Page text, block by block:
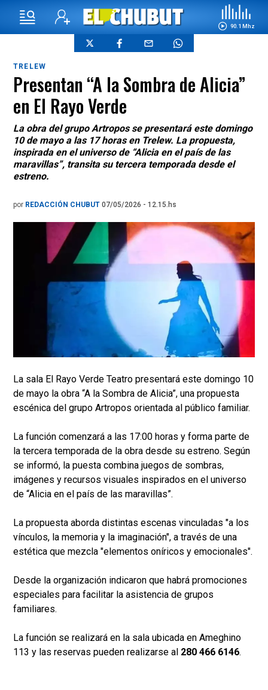
90.1 Mhz
TRELEW
Presentan “A la Sombra de Alicia”
en El Rayo Verde
La obra del grupo Artropos se presentará este domingo
10 de mayo a las 17 horas en Trelew. La propuesta,
inspirada en el universo de “Alicia en el país de las
maravillas”, transita su tercera temporada desde el
estreno.
por REDACCIÓN CHUBUT 07/05/2026 - 12.15.hs
La sala El Rayo Verde Teatro presentará este domingo 10
de mayo la obra “A la Sombra de Alicia”, una propuesta
escénica del grupo Artropos orientada al público familiar.
La función comenzará a las 17:00 horas y forma parte de
la tercera temporada de la obra desde su estreno. Según
se informó, la puesta combina juegos de sombras,
imágenes y recursos visuales inspirados en el universo
de “Alicia en el país de las maravillas”.
La propuesta aborda distintas escenas vinculadas "a los
vínculos, la memoria y la imaginación", a través de una
estética que mezcla "elementos oníricos y emocionales".
Desde la organización indicaron que habrá promociones
especiales para facilitar la asistencia de grupos
familiares.
La función se realizará en la sala ubicada en Ameghino
113 y las reservas pueden realizarse al 280 466 6146.